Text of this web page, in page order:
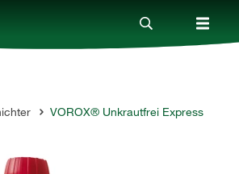
VOROX® Unkrautfrei Express